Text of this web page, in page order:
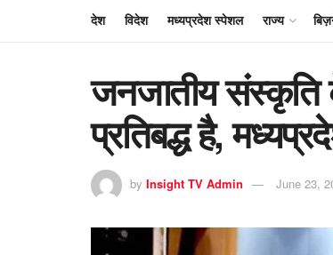
देश विदेश मध्यप्रदेश स्पेशल राज्य
जनजातीय
प्रतिबद्ध है,
by Insight TV Admin June 23,